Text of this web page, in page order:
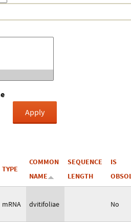
TYPE
COMMON
NAME
SEQUENCE
LENGTH
IS
mRNA dvitifoliae No